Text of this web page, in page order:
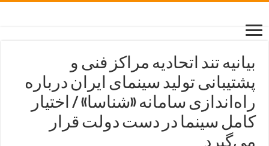
بیانیه تند اتحادیه مراکز فنی و
پشتیبانی تولید سینمای ایران درباره
راه‌اندازی سامانه «شناسا» / اختیار
کامل سینما در دست دولت قرار